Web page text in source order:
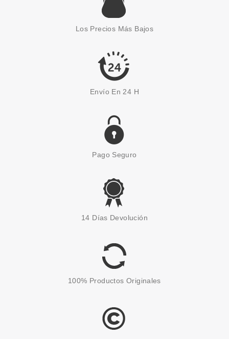
Los Precios Más Bajos
Envío En 24 H
Pago Seguro
14 Días Devolución
100% Productos Originales